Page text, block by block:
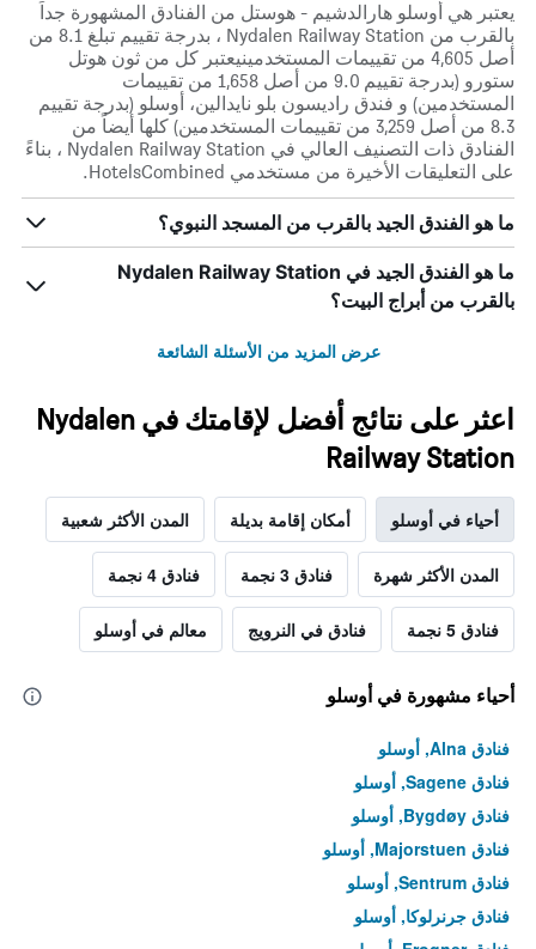
يعتبر هي أوسلو هارالدشيم - هوستل من الفنادق المشهورة جداً
بالقرب من Nydalen Railway Station ، بدرجة تقييم تبلغ 8.1 من
أصل 4,605 من تقييمات المستخدمينيعتبر كل من ثون هوتل
ستورو (بدرجة تقييم 9.0 من أصل 1,658 من تقييمات
المستخدمين) و فندق راديسون بلو نايدالين، أوسلو (بدرجة تقييم
8.3 من أصل 3,259 من تقييمات المستخدمين) كلها أيضاً من
الفنادق ذات التصنيف العالي في Nydalen Railway Station ، بناءً
على التعليقات الأخيرة من مستخدمي HotelsCombined.
ما هو الفندق الجيد بالقرب من المسجد النبوي؟
ما هو الفندق الجيد في Nydalen Railway Station
بالقرب من أبراج البيت؟
عرض المزيد من الأسئلة الشائعة
اعثر على نتائج أفضل لإقامتك في Nydalen
Railway Station
أحياء في أوسلو أمكان إقامة بديلة المدن الأكثر شعبية
المدن الأكثر شهرة فنادق 3 نجمة فنادق 4 نجمة
فنادق 5 نجمة فنادق في النرويج معالم في أوسلو
أحياء مشهورة في أوسلو
فنادق Alna, أوسلو
فنادق Sagene, أوسلو
فنادق Bygdøy, أوسلو
فنادق Majorstuen, أوسلو
فنادق Sentrum, أوسلو
فنادق جرنرلوكا, أوسلو